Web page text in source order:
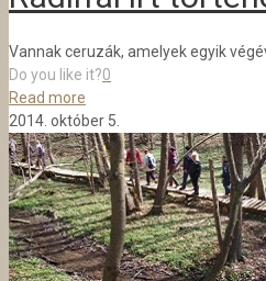
Vannak ceruzák, amelyek egyik
Do you like it?0
Read more
2014. október 5.